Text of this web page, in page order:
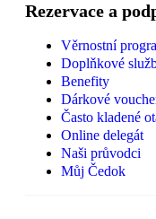
Rezervace a
Věrnostní
Doplňkové
Benefity
Dárkové
Často kladené
Online delegát
Naši průvodci
Můj Čedok